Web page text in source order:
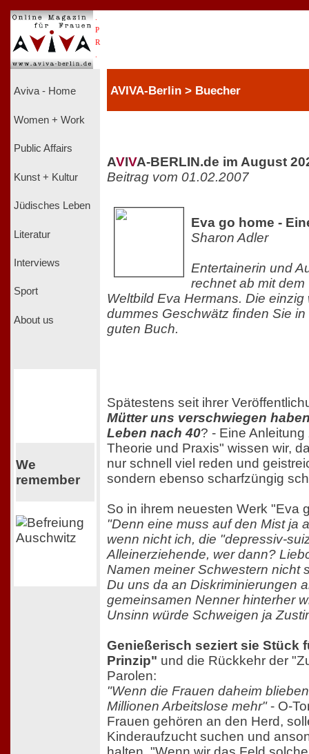
P
R
Aviva - Home
Women + Work
Public Affairs
Kunst + Kultur
Jüdisches Leben
Literatur
Interviews
Sport
About us
We
remember
AVIVA-Berlin > Buecher
AVIVA-BERLIN.de im August
Beitrag vom 01.02.2007
Eva go home -
Sharon Adler
Entertainerin und
rechnet ab mit
Weltbild Eva Hermans. Die einzig
dummes Geschwätz finden Sie
guten Buch.
Spätestens seit ihrer
Mütter uns verschwiegen
Leben nach 40? - Eine
Theorie und Praxis" wissen wir,
nur schnell viel reden und
sondern ebenso scharfzüngig
So in ihrem neuesten Werk "Eva
"Denn eine muss auf den Mist ja
wenn nicht ich, die "depressiv-
Alleinerziehende, wer dann?
Namen meiner Schwestern nicht
Du uns da an Diskriminierungen
gemeinsamen Nenner hinterher
Unsinn würde Schweigen ja
Genießerisch seziert sie Stück
Prinzip" und die Rückkehr der
Parolen:
"Wenn die Frauen daheim
Millionen Arbeitslose mehr"- O-
Frauen gehören an den Herd,
Kinderaufzucht suchen und